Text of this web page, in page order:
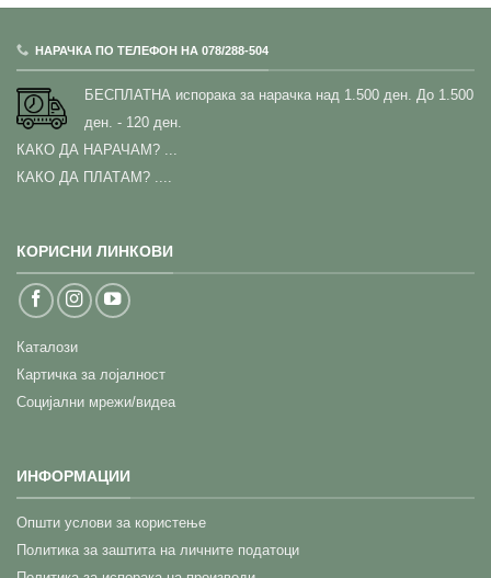
НАРАЧКА ПО ТЕЛЕФОН НА 078/288-504
БЕСПЛАТНА испорака за нарачка над 1.500 ден. До 1.500
ден. - 120 ден.
КАКО ДА НАРАЧАМ?
КАКО ДА ПЛАТАМ? ....
КОРИСНИ ЛИНКОВИ
Каталози
Картичка за лојалност
Социјални мрежи/видеа
ИНФОРМАЦИИ
Општи услови за користење
Политика за заштита на личните податоци